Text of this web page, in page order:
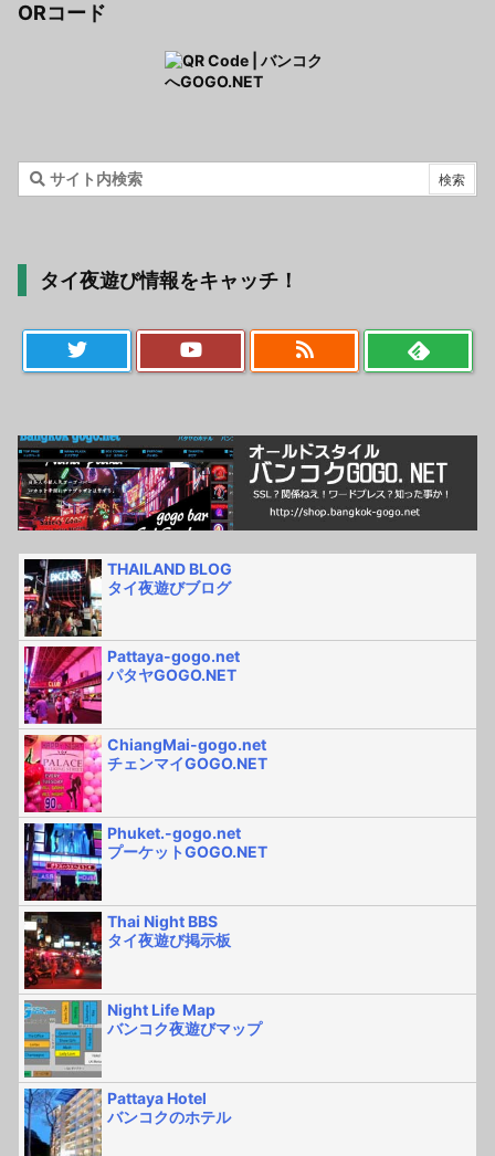
ORコード
タイ夜遊び情報をキャッチ！
THAILAND BLOG
タイ夜遊びブログ
Pattaya-gogo.net
パタヤGOGO.NET
ChiangMai-gogo.net
チェンマイGOGO.NET
Phuket.-gogo.net
プーケットGOGO.NET
Thai Night BBS
タイ夜遊び掲示板
Night Life Map
バンコク夜遊びマップ
Pattaya Hotel
バンコクのホテル